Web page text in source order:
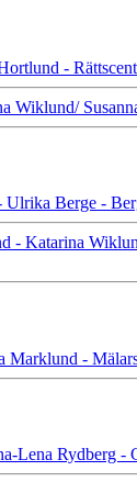
-
Wiklund/
Ulrika Berge -
- Katarina
Marklund -
Lena Rydberg -